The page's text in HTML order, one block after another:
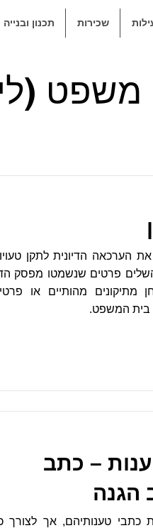
תכנון ובנייה שכירות
משפט
הערכאה הדיונית לתקן
פרטים שנשמטו מפסק
מתיקונים מהותיים או
בית המשפט.
– כתב
הגנה
כתבי טענותיהם, אך לצורך